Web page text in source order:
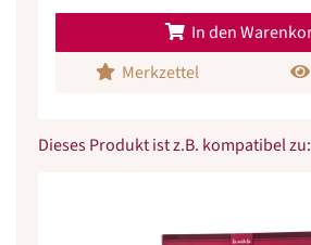
In den
Merkzettel
Dieses Produkt ist z.B. kompatibel zu: